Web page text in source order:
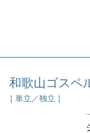
和歌山ゴスペ
［ 単立／独立 ］